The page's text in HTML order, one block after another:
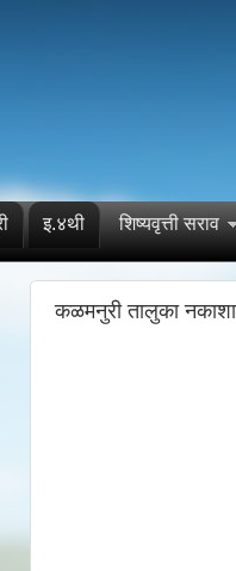
इ.४थी शिष्यवृत्ती सराव
कळमनुरी तालुका